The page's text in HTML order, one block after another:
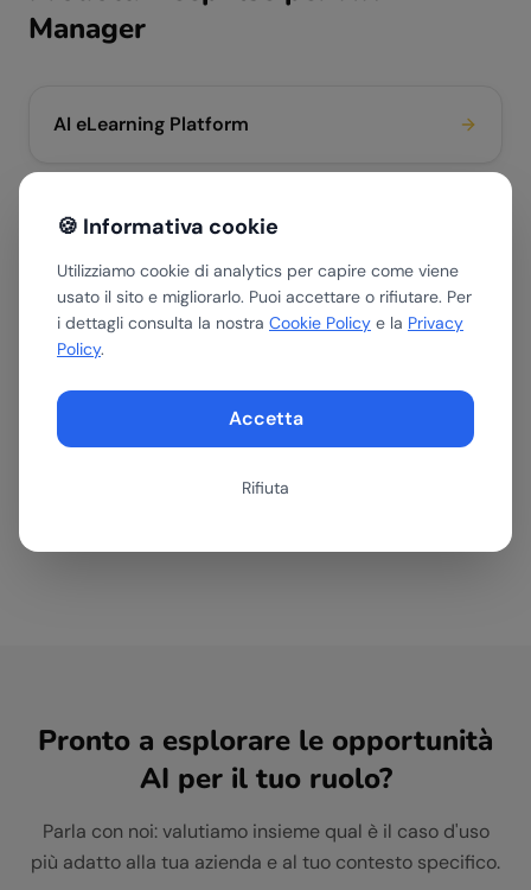
🍪 Informativa cookie
Utilizziamo cookie di analytics per capire come viene
usato il sito e migliorarlo. Puoi accettare o rifiutare. Per
i dettagli consulta la nostra Cookie Policy e la Privacy
Policy.
Accetta
Rifiuta
Manager
AI eLearning Platform
AI Agent su misura
Approfondisci
AI per HR: screening CV, onboarding e formazione
Pronto a esplorare le opportunità
AI per il tuo ruolo?
Parla con noi: valutiamo insieme qual è il caso d'uso
più adatto alla tua azienda e al tuo contesto specifico.